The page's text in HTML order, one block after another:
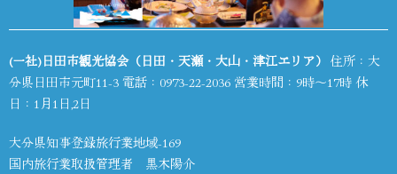
(一社)日田市観光協会（日田・天瀬・大山・津江エリア） 住所：大
分県日田市元町11-3 電話： 0973-22-2036 営業時間：9時～17時 休
日：1月1日,2日
大分県知事登録旅行業地域-169
国内旅行業取扱管理者 黒木陽介